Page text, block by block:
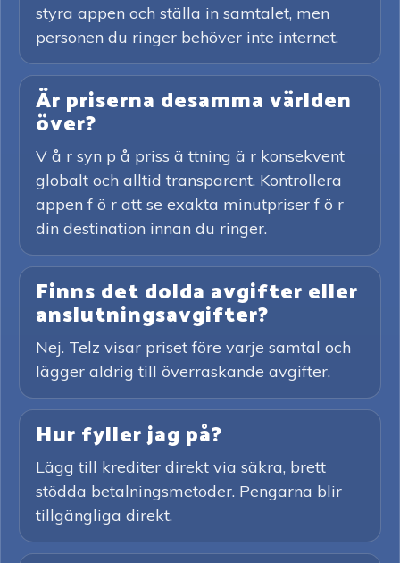
styra appen och ställa in samtalet, men
personen du ringer behöver inte internet.
Är priserna desamma världen
över?
V å r syn p å priss ä ttning ä r konsekvent
globalt och alltid transparent. Kontrollera
appen f ö r att se exakta minutpriser f ö r
din destination innan du ringer.
Finns det dolda avgifter eller
anslutningsavgifter?
Nej. Telz visar priset före varje samtal och
lägger aldrig till överraskande avgifter.
Hur fyller jag på?
Lägg till krediter direkt via säkra, brett
stödda betalningsmetoder. Pengarna blir
tillgängliga direkt.